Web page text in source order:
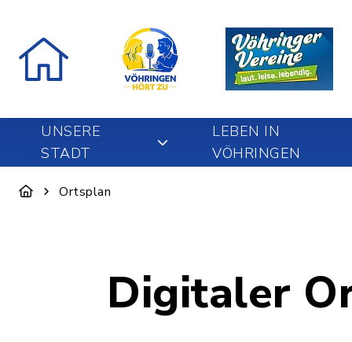
UNSERE
STADT
LEBEN IN
VÖHRINGEN
Ortsplan
Digitaler